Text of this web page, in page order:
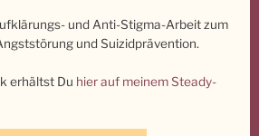
und Anti-Stigma-Arbeit zum
und Suizidprävention.
erhältst Du hier auf meinem Steady-